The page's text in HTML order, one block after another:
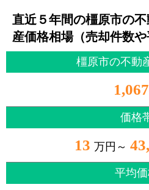
直近５年間の橿原市の
産価格相場（売却件数や
橿原市の不動
1,067
価格
13 万円～
平均